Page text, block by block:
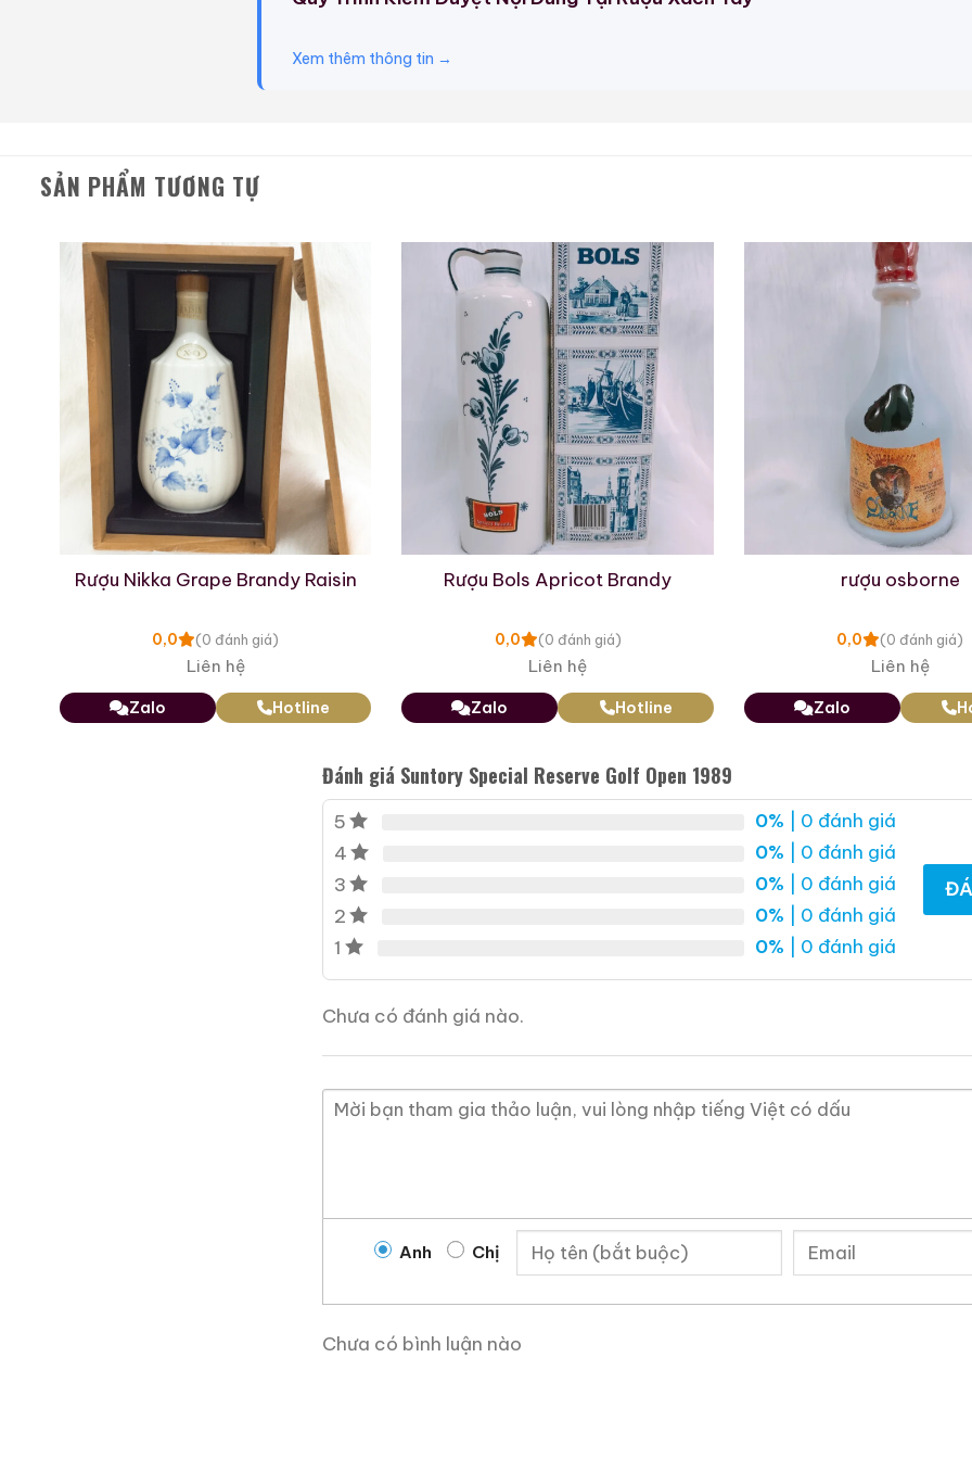
Scotch, nhưng vẫn dẫn đầu thị trường rượu whisky bản địa của mình.
Rượu Thuốc Chí Bảo
3.450.000₫
Rượu Mao Đài Quý
Họa Hữu Nghị 2021
500ml / 53%
0,0
19.280.000₫
Rượu Mao Đài Quý
(Kweichow Moutai 15
Year Old) 2025
500ml / 53%
(0 đánh giá)
23.750.000₫
Giới Thiệu Một Số Mẫu Rượu Whisky
28.680.000₫
Zalo Hotline
0,0 (0 đánh giá)
28.880.000₫
0,0 (0 đánh giá)
70.975.000₫
Xem thêm thông tin →
SẢN PHẨM TƯƠNG TỰ
Rượu Nikka Grape Brandy Raisin
0,0 (0 đánh giá)
Liên hệ
Zalo Hotline
Rượu Bols Apricot Brandy
0,0 (0 đánh giá)
Liên hệ
Zalo Hotline
rượu osborne
0,0 (0 đánh giá)
Liên hệ
Zalo
Đánh giá Suntory Special Reserve Golf Open 1989
5 0% | 0 đánh giá
4
0% | 0 đánh giá
3
0% | 0 đánh giá
2
0% | 0 đánh giá
1
0% | 0 đánh giá
Chưa có đánh giá nào.
Anh Chị
Chưa có bình luận nào